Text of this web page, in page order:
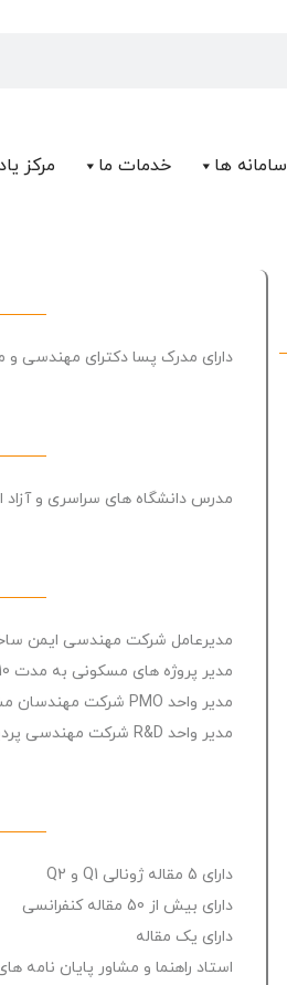
سامانه ها خدمات ما مرکز
دارای مدرک پسا دکترای مهندسی و
مدرس دانشگاه های سراسری و آزاد
مدیرعامل شرکت مهندسی ایمن ساخت ساوج
مدیر پروژه های مسکونی به مدت 10 سال
مدیر واحد PMO شرکت مهندسان مشاور پاسیلو به مدت 3 سال
مدیر واحد R&D شرکت مهندسی پردیس سازان نوید به مدت 4 سال
دارای 5 مقاله ژونالی Q1 و Q2
دارای بیش از 50 مقاله کنفرانسی
دارای یک مقاله
استاد راهنما و مشاور پایان